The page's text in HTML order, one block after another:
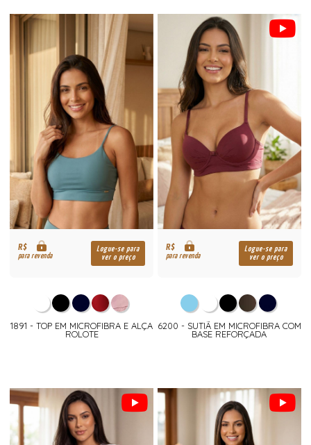
R$
para revenda
Logue-se para
ver o preço
1891 - TOP EM MICROFIBRA E ALÇA
ROLOTE
R$
para revenda
Logue-se para
ver o preço
6200 - SUTIÃ EM MICROFIBRA COM
BASE REFORÇADA